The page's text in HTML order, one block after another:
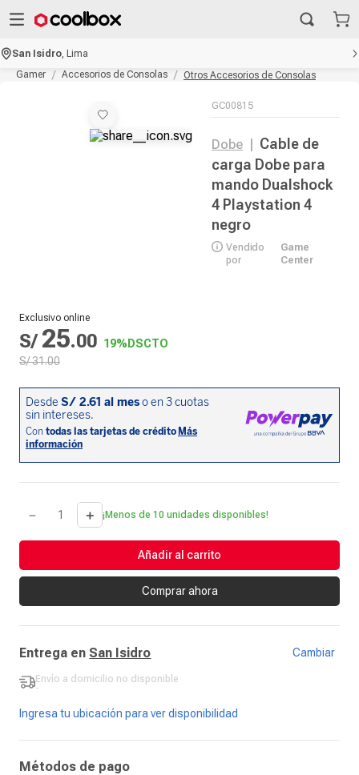
San Isidro ,Lima
Gamer
Accesorios de Consolas Otros Accesorios de Consolas
GC00815
Dobe
Cable de
carga Dobe para
mando Dualshock
4 Playstation 4
negro
Vendido
por
Game
Center
Exclusivo online
S/ 25.00 19% DSCTO
S/31.00
＋
－ ¡Menos de 10 unidades disponibles!
Añadir al carrito
Comprar ahora
Entrega en San Isidro Cambiar
Envío a domicilio no disponible
-
Ingresa tu ubicación para ver disponibilidad
Métodos de pago